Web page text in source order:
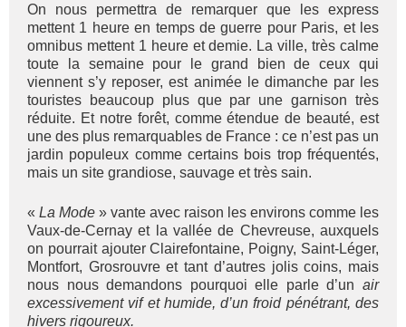
On nous permettra de remarquer que les express
mettent 1 heure en temps de guerre pour Paris, et les
omnibus mettent 1 heure et demie. La ville, très calme
toute la semaine pour le grand bien de ceux qui
viennent s’y reposer, est animée le dimanche par les
touristes beaucoup plus que par une garnison très
réduite. Et notre forêt, comme étendue de beauté, est
une des plus remarquables de France : ce n’est pas un
jardin populeux comme certains bois trop fréquentés,
mais un site grandiose, sauvage et très sain.
« La Mode » vante avec raison les environs comme les
Vaux-de-Cernay et la vallée de Chevreuse, auxquels
on pourrait ajouter Clairefontaine, Poigny, Saint-Léger,
Montfort, Grosrouvre et tant d’autres jolis coins, mais
nous nous demandons pourquoi elle parle d’un air
excessivement vif et humide, d’un froid pénétrant, des
hivers rigoureux.